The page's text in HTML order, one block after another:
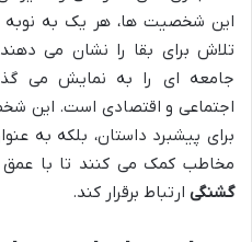
این شخصیت ها، هر یک به نوبه
تلاش برای بقا را نشان می
جامعه ای را به نمایش می
اجتماعی و اقتصادی است. این
برای پیشبرد داستان، بلکه به
مخاطب کمک می کنند تا با عمق
گشنگی ارتباط برقرار کند.